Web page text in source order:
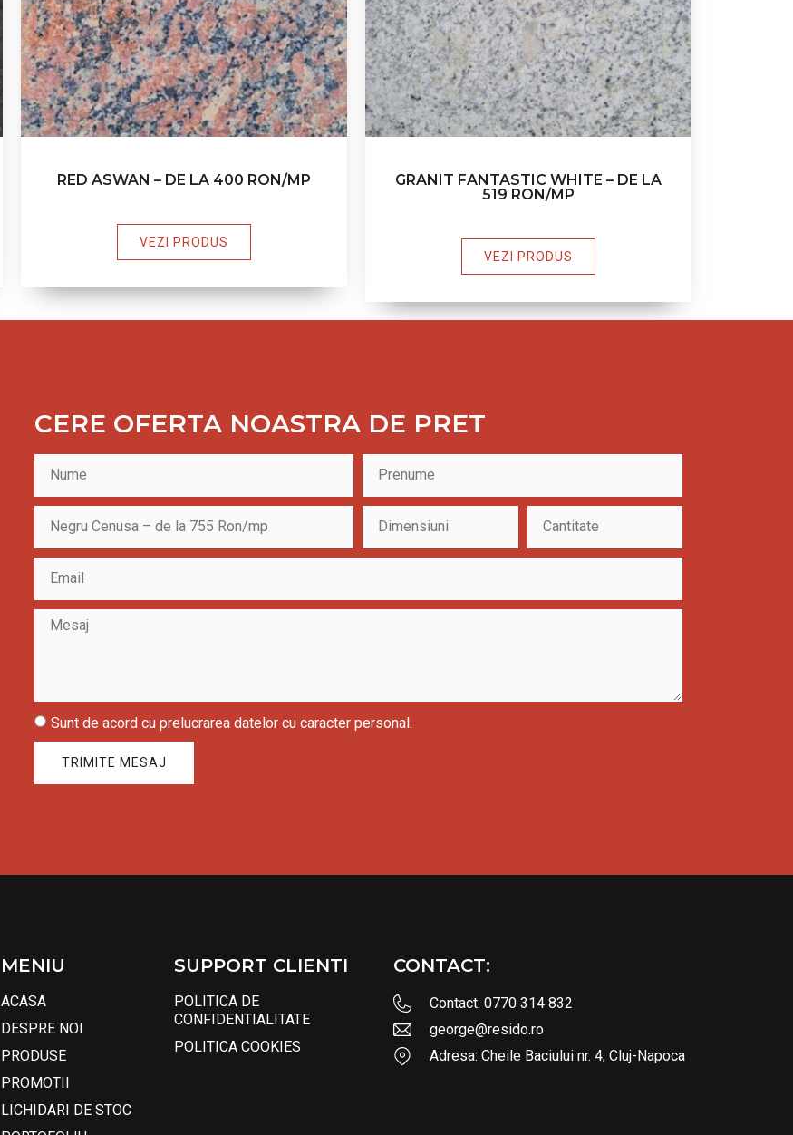
RED ASWAN – DE LA 400 RON/MP
VEZI PRODUS
GRANIT FANTASTIC WHITE – DE LA
519 RON/MP
VEZI PRODUS
CERE OFERTA NOASTRA DE PRET
Sunt de acord cu prelucrarea datelor cu caracter personal.
TRIMITE MESAJ
MENIU
ACASA
DESPRE NOI
PRODUSE
PROMOTII
LICHIDARI DE STOC
SUPPORT CLIENTI
POLITICA DE
CONFIDENTIALITATE
POLITICA COOKIES
CONTACT:
Contact: 0770 314 832
george@resido.ro
Adresa: Cheile Baciului nr. 4, Cluj-Napoca